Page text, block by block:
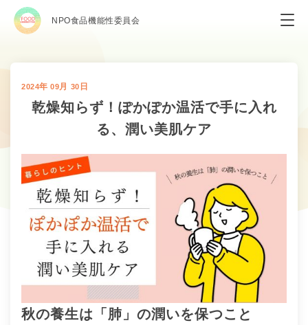
NPO食品機能性委員会
2024年 09月 30 日
乾燥知らず！ぽかぽか温活で手に入れ
る、潤い美肌ケア
秋の養生は「肺」の潤いを保つこと